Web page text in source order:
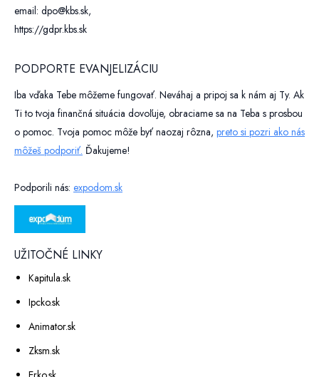
email: dpo@kbs.sk,
https://gdpr.kbs.sk
PODPORTE EVANJELIZÁCIU
Iba vďaka Tebe môžeme fungovať. Neváhaj a pripoj sa k nám aj Ty. Ak
Ti to tvoja finančná situácia dovoľuje, obraciame sa na Teba s prosbou
o pomoc. Tvoja pomoc môže byť naozaj rôzna, preto si pozri ako nás
môžeš podporiť. Ďakujeme!
Podporili nás: expodom.sk
UŽITOČNÉ LINKY
Kapitula.sk
Ipcko.sk
Animator.sk
Zksm.sk